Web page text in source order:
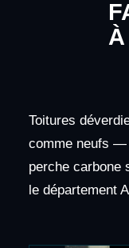
Toitures
comme neufs —
perche carbone
le département